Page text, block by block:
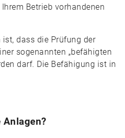
Betrieb vorhandenen
dass die Prüfung der
sogenannten „befähigten
darf. Die Befähigung ist in